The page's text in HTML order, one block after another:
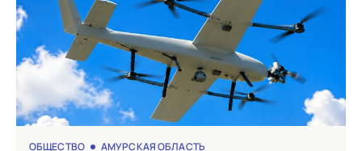
ОБЩЕСТВО АМУРСКАЯ ОБЛАСТЬ